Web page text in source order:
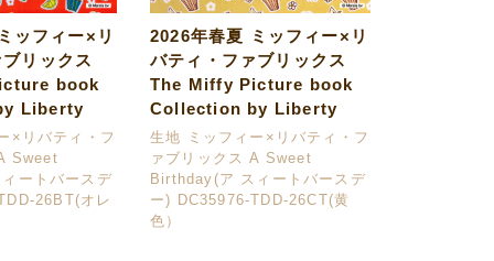
ッフィー×リ
リックス
book
Liberty
×リバティ・フ
Sweet
ートバースデ
26BT(オレ
2026年春夏 ミッフィー×リ
バティ・ファブリックス
The Miffy Picture book
Collection by Liberty
生地 ミッフィー×リバティ・フ
ァブリックス A Sweet
Birthday(ア スィートバースデ
ー) DC35976-TDD-26CT(黄
色）